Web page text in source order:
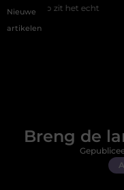
Nieuwe
artikelen
echt Een
Breng de